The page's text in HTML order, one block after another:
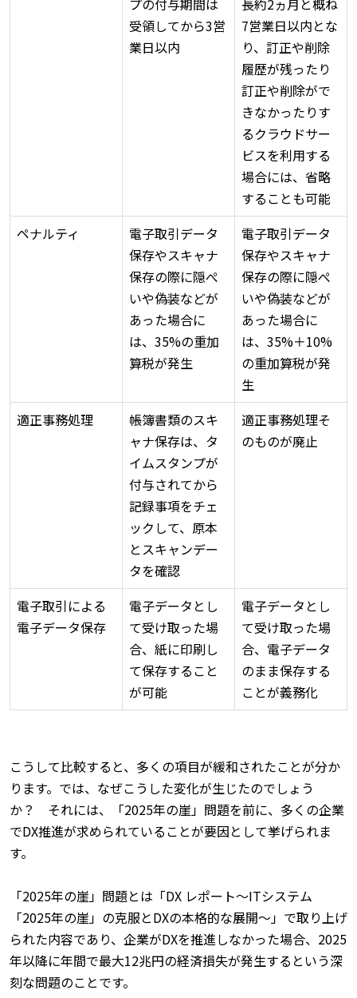
受領してから3営
業日以内
7営業日以内とな
り、訂正や削除
履歴が残ったり
訂正や削除がで
きなかったりす
るクラウドサー
ビスを利用する
場合には、省略
することも可能
ペナルティ
電子取引データ
保存やスキャナ
保存の際に隠ぺ
いや偽装などが
あった場合に
は、35%の重加
算税が発生
電子取引データ
保存やスキャナ
保存の際に隠ぺ
いや偽装などが
あった場合に
は、35%＋10%
の重加算税が発
生
適正事務処理
帳簿書類のスキ
ャナ保存は、タ
イムスタンプが
付与されてから
記録事項をチェ
ックして、原本
とスキャンデー
タを確認
適正事務処理そ
のものが廃止
電子取引による
電子データ保存
電子データとし
て受け取った場
合、紙に印刷し
て保存すること
が可能
電子データとし
て受け取った場
合、電子データ
のまま保存する
ことが義務化
こうして比較すると、多くの項目が緩和されたことが分か
ります。では、なぜこうした変化が生じたのでしょう
か？ それには、「2025年の崖」問題を前に、多くの企業
でDX推進が求められていることが要因として挙げられま
す。
「2025年の崖」問題とは「DX レポート～ITシステム
「2025年の崖」の克服とDXの本格的な展開～」で取り上げ
られた内容であり、企業がDXを推進しなかった場合、2025
年以降に年間で最大12兆円の経済損失が発生するという深
刻な問題のことです。